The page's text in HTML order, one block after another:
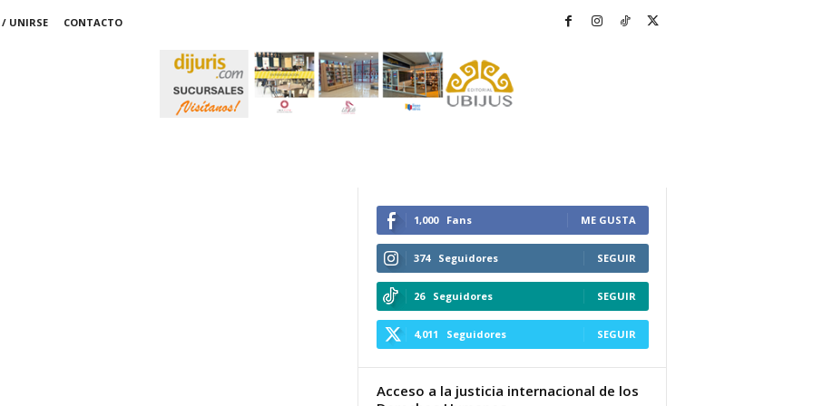
/ UNIRSE
CONTACTO
1,000 Fans ME GUSTA
374 Seguidores SEGUIR
26 Seguidores SEGUIR
4,011 Seguidores SEGUIR
Acceso a la justicia internacional de los